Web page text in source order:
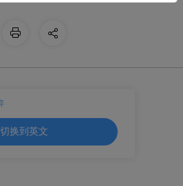
切换到英文